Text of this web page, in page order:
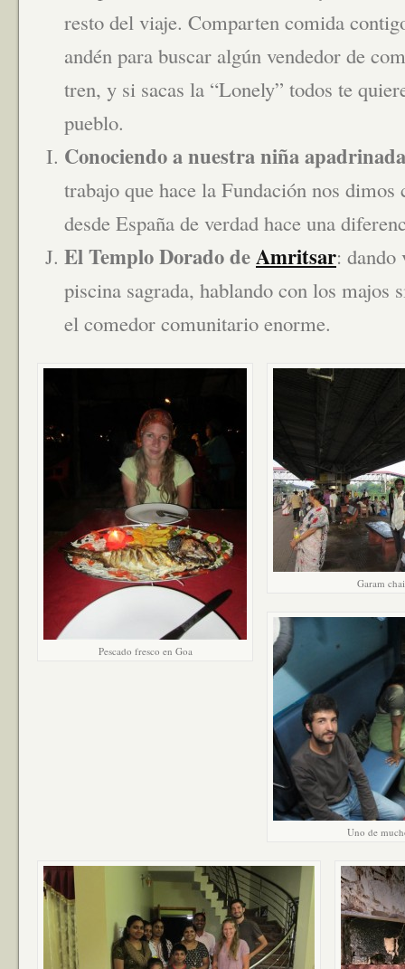
resto del viaje. Comparten comida
andén para buscar algún vendedor de
tren, y si sacas la “Lonely” todos te
pueblo.
Conociendo a nuestra niña
trabajo que hace la Fundación nos dimos
desde España de verdad hace una
El Templo Dorado deAmritsar: dando
piscina sagrada, hablando con los majos
el comedor comunitario enorme.
Pescado fresco en Goa
Garam
Uno de